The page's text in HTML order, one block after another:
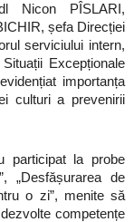
Nicon PÎSLARI,
șefa Direcției
serviciului intern,
Excepționale
importanța
culturi a prevenirii
la probe
„Desfășurarea de
o zi”, menite să
competențe